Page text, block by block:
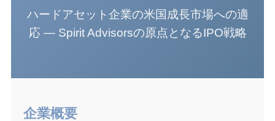
ハードアセット企業の米国成長市場への適
応 — Spirit Advisorsの原点となるIPO戦略
企業概要